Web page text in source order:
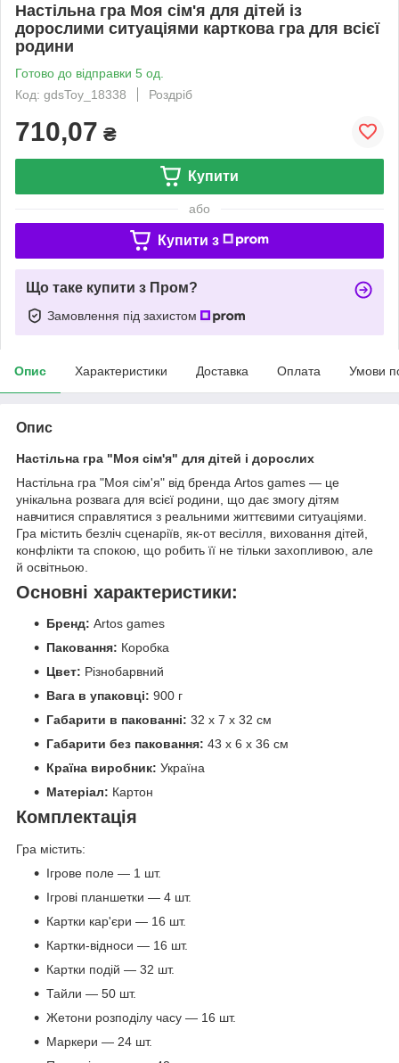
Настільна гра Моя сім'я для дітей із
дорослими ситуаціями карткова гра для всієї
родини
Готово до відправки 5 од.
Код: gdsToy_18338
Роздріб
710,07 ₴
Купити
або
Купити з
Що таке купити з Пром?
Замовлення під захистом
Опис Характеристики Доставка Оплата Умови
Опис
Настільна гра "Моя сім'я" для дітей і дорослих
Настільна гра "Моя сім'я" від бренда Artos games — це
унікальна розвага для всієї родини, що дає змогу дітям
навчитися справлятися з реальними життєвими ситуаціями.
Гра містить безліч сценаріїв, як-от весілля, виховання дітей,
конфлікти та спокою, що робить її не тільки захопливою, але
й освітньою.
Основні характеристики:
Бренд: Artos games
Паковання: Коробка
Цвет: Різнобарвний
Вага в упаковці: 900 г
Габарити в пакованні: 32 x 7 x 32 см
Габарити без паковання: 43 x 6 x 36 см
Країна виробник: Україна
Матеріал: Картон
Комплектація
Гра містить:
Ігрове поле — 1 шт.
Ігрові планшетки — 4 шт.
Картки кар'єри — 16 шт.
Картки-відноси — 16 шт.
Картки подій — 32 шт.
Тайли — 50 шт.
Жетони розподілу часу — 16 шт.
Маркери — 24 шт.